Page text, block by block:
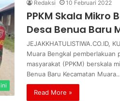
Redaksi 10 Februari 2022
PPKM Skala Mikro
Desa Benua Baru
JEJAKKHATULISTIWA.CO.ID,
Muara Bengkal pemberlakuan
masyarakat (PPKM) berskala
Benua Baru Kecamatan
Read More »